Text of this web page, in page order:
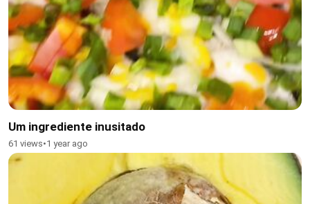
Um ingrediente inusitado
61 views•1 year ago